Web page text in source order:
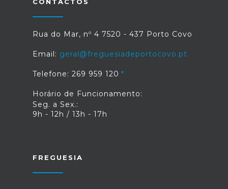
Rua do Mar, nº 4 7520 - 437 Porto Covo
Email: geral@freguesiadeportocovo.pt
Telefone: 269 959 120
Horário de Funcionamento:
Seg. a Sex.:
9h - 12h / 13h - 17h
FREGUESIA